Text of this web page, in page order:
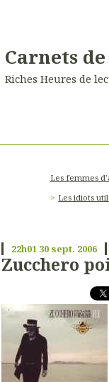
Carnets
Riches Heures de
Les femmes
Les idiots
22h01 30 sept. 2006
Zucchero